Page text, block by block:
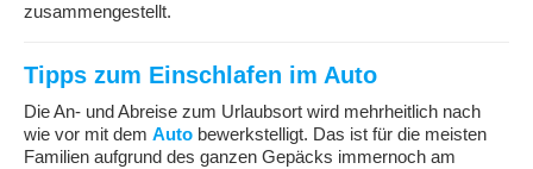
zusammengestellt.
Tipps zum Einschlafen im Auto
Die An- und Abreise zum Urlaubsort wird mehrheitlich nach
wie vor mit dem Auto bewerkstelligt. Das ist für die meisten
Familien aufgrund des ganzen Gepäcks immernoch am